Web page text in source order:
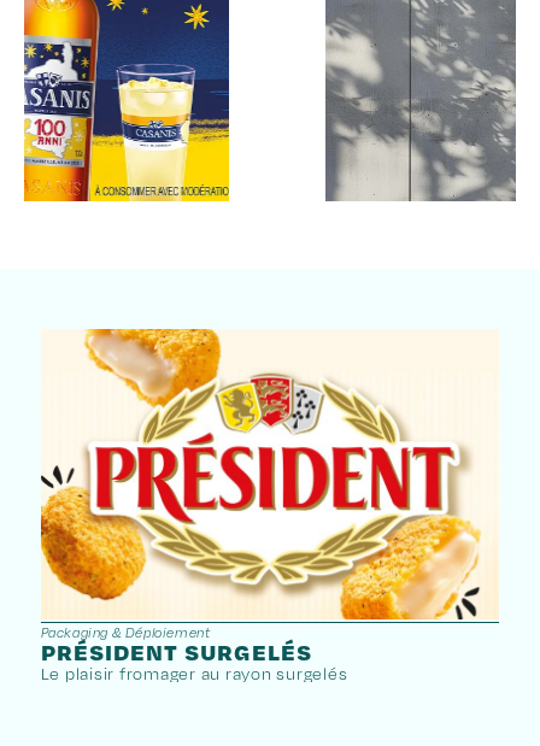
Packaging & Déploiement
PRÉSIDENT SURGELÉS
Le plaisir fromager au rayon surgelés